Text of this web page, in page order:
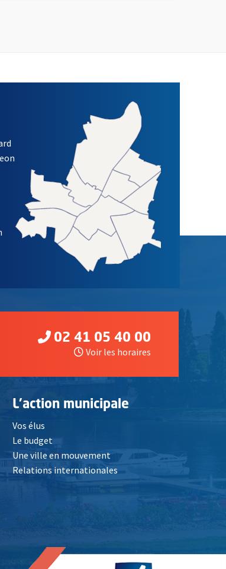
DE LA VILLE D'ANGERS
02 41 05 40 00
Voir les horaires
L'action municipale
Vos élus
Le budget
Une ville en mouvement
Relations internationales
nouvelle fenêtre